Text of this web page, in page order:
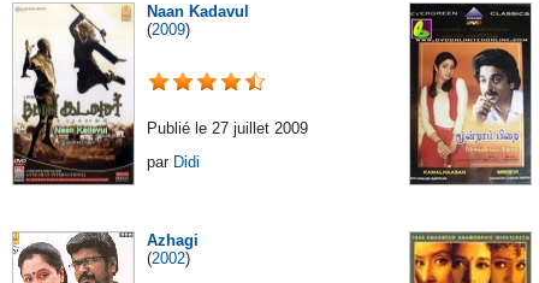
Naan Kadavul
(2009)
Publié le 27 juillet 2009
par Didi
Azhagi
(2002)